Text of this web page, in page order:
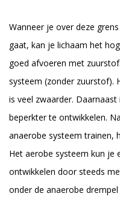
Wanneer je over deze
gaat, kan je lichaam het
goed afvoeren met
systeem (zonder zuurstof).
is veel zwaarder.
beperkter te ontwikkelen.
anaerobe systeem trainen,
Het aerobe systeem kun je
ontwikkelen door steeds
onder de anaerobe